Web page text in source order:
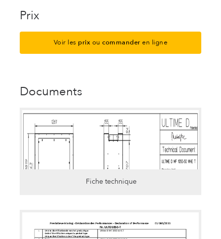
Prix
Voir les prix oucommander en ligne
Documents
Fiche technique